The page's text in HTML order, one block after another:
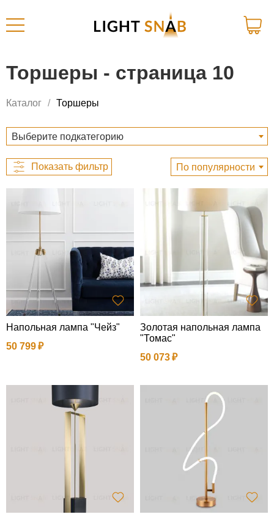
Торшеры - страница 10
Каталог Торшеры
Выберите подкатегорию
По популярности
Напольная лампа "Чейз"
50 799
Золотая напольная лампа
"Томас"
50 073